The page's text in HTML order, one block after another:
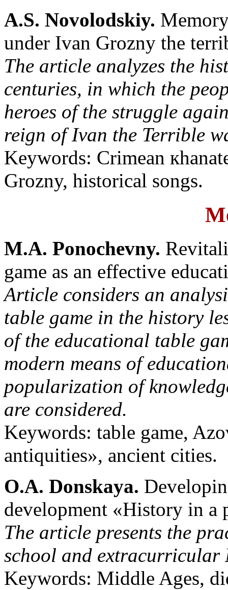
A.S. Novolodskiy.
under Ivan Grozny the
The article analyzes the
centuries, in which the
heroes of the struggle
reign of Ivan the Terrible
Keywords: Crimean
Grozny, historical songs.
M.A. Ponochevny.
game as an effective
Article considers an
table game in the history
of the educational table
modern means of
popularization of
are considered.
Keywords: table game,
antiquities», ancient cities.
O.A. Donskaya.
development «History in a
The article presents the
school and extracurricular
Keywords: Middle Ages,